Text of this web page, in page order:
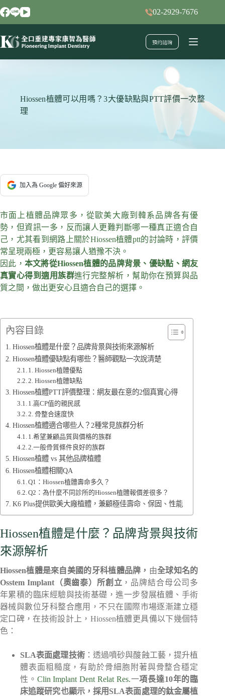
跳
至
要
02-2929-7676
預約諮詢
Hiossen植體可以用嗎？3大優缺點與PTT評價一次整
理
加入為 Google 偏好來源
市面上植體品牌眾多，從歐美大廠到韓系品牌各有優
勢，但資訊一多，反而讓人更難判斷哪一種真正適合自
己，尤其看到網路上關於Hiossen植體ptt的討論時，評價
常呈現兩極，更容易讓人猶豫不決。
因此， 本文將從Hiossen植體的品牌背景、優缺點、網友
真實心得到適用族群進行完整解析，幫助你在預算與品
質之間，做出更安心且適合自己的選擇。
內容目錄
Hiossen植體是什麼？品牌背景與技術來源解析
Hiossen植體優缺點有哪些？醫師觀點一次說清楚
1. Hiossen植體優點
2. Hiossen植體缺點
Hiossen植體PTT評價整理：網友最在意的2個真實心得
1.高CP值的親民感
2. 骨整合速度快
Hiossen植體適合哪些人？2種常見族群分析
1.希望兼顧品質與價格的族群
2.一般骨質條件良好的族群
Hiossen植體 vs 其他品牌植體
Hiossen植體相關QA
Q1：Hiossen植體壽命多久？
Q2：為什麼不同診所的Hiossen植體報價差很多？
K6 Plus提供歐美大廠植體，兼顧極佳壽命、保固、性能
Hiossen植體是什麼？品牌背景與技術
來源解析
Hiossen植體是來自美國的牙科植體品牌， 由全球知名的
Osstem Implant（奧齒泰）所創立 ，品牌結合母公司多
年累積的臨床經驗與技術基礎，進一步發展植體、手術
器械與數位牙科整合應用，不只在國際市場逐漸建立穩
定口碑，在技術設計上，Hiossen植體更具備以下幾個特
色：
SLA表面處理技術：透過噴砂與酸蝕工藝，提升植
體表面粗糙度，有助於骨細胞附著與骨整合穩定
性。 Clin Implant Dent Relat Res.一項長達10年的臨
床追蹤研究也顯示，採用SLA表面處理的鈦金屬植